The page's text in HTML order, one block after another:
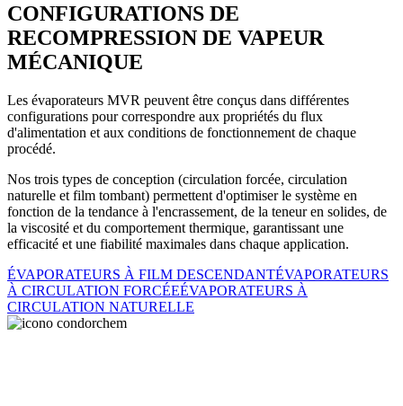
CONFIGURATIONS DE
RECOMPRESSION DE VAPEUR
MÉCANIQUE
Les évaporateurs MVR peuvent être conçus dans différentes
configurations pour correspondre aux propriétés du flux
d'alimentation et aux conditions de fonctionnement de chaque
procédé.
Nos trois types de conception (circulation forcée, circulation
naturelle et film tombant) permettent d'optimiser le système en
fonction de la tendance à l'encrassement, de la teneur en solides, de
la viscosité et du comportement thermique, garantissant une
efficacité et une fiabilité maximales dans chaque application.
ÉVAPORATEURS À FILM DESCENDANTÉVAPORATEURS
À CIRCULATION FORCÉEÉVAPORATEURS À
CIRCULATION NATURELLE